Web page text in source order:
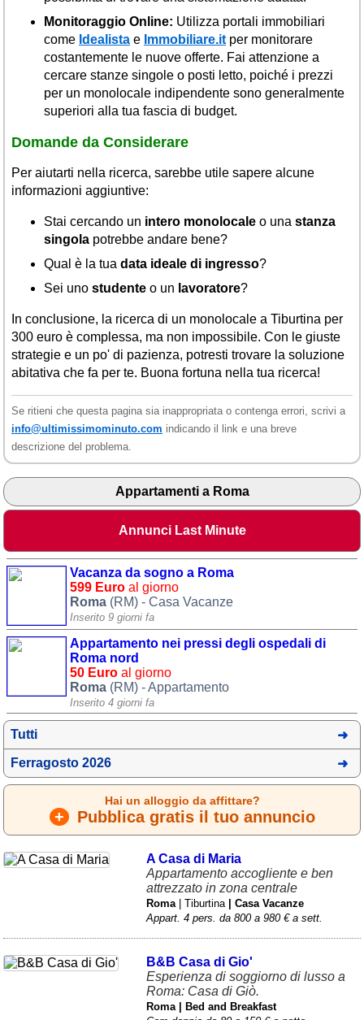
Monitoraggio Online: Utilizza portali immobiliari
come Idealista e Immobiliare.it per monitorare
costantemente le nuove offerte. Fai attenzione a
cercare stanze singole o posti letto, poiché i prezzi
per un monolocale indipendente sono generalmente
superiori alla tua fascia di budget.
Domande da Considerare
Per aiutarti nella ricerca, sarebbe utile sapere alcune
informazioni aggiuntive:
Stai cercando un intero monolocale o una stanza
singola potrebbe andare bene?
Qual è la tua data ideale di ingresso?
Sei uno studente o un lavoratore?
In conclusione, la ricerca di un monolocale a Tiburtina per
300 euro è complessa, ma non impossibile. Con le giuste
strategie e un po' di pazienza, potresti trovare la soluzione
abitativa che fa per te. Buona fortuna nella tua ricerca!
Se ritieni che questa pagina sia inappropriata o contenga errori, scrivi a
info@ultimissimominuto.com indicando il link e una breve
descrizione del problema.
Appartamenti a Roma
Annunci Last Minute
Vacanza da sogno a Roma
599 Euro al giorno
Roma (RM) - Casa Vacanze
Inserito 9 giorni fa
Appartamento nei pressi degli ospedali di
Roma nord
50 Euro al giorno
Roma (RM) - Appartamento
Inserito 4 giorni fa
Tutti
Ferragosto 2026
Hai un alloggio da affittare?
+ Pubblica gratis il tuo annuncio
A Casa di Maria
Appartamento accogliente e ben
attrezzato in zona centrale
Roma | Tiburtina| Casa Vacanze
Appart. 4 pers. da 800 a 980 € a sett.
B&B Casa di Gio'
Esperienza di soggiorno di lusso a
Roma: Casa di Giò.
Roma | Bed and Breakfast